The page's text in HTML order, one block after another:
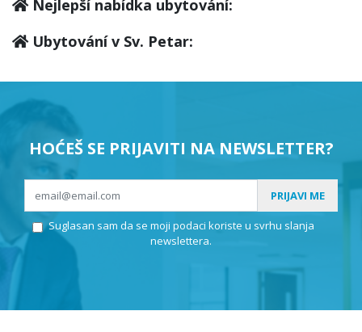
Nejlepší nabídka ubytování:
Ubytování v Sv. Petar:
HOĆEŠ SE PRIJAVITI NA NEWSLETTER?
PRIJAVI ME
Suglasan sam da se moji podaci koriste u svrhu slanja
newslettera.